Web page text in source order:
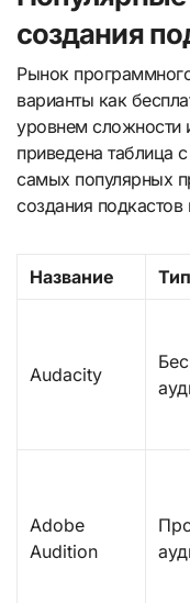
создания
Рынок
варианты как
уровнем
приведена таблица
самых популярных
создания подкастов
Название Тип
Audacity
Adobe
Audition